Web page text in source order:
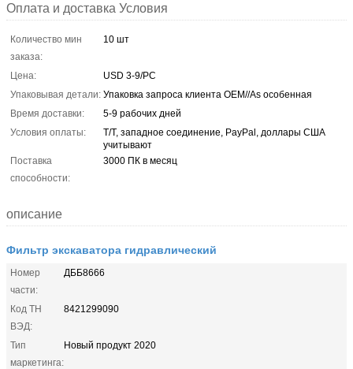
Оплата и доставка Условия
Количество мин
заказа:
10 шт
Цена:
USD 3-9/PC
Упаковывая детали: Упаковка запроса клиента OEM//As особенная
Время доставки:
5-9 рабочих дней
Условия оплаты:
T/T, западное соединение, PayPal, доллары США
учитывают
Поставка
способности:
3000 ПК в месяц
описание
Фильтр экскаватора гидравлический
Номер
части:
ДББ8666
Код ТН
ВЭД:
8421299090
Тип
маркетинга:
Новый продукт 2020